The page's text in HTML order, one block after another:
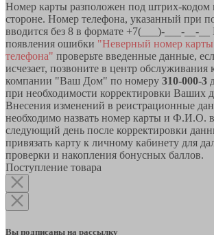
Номер карты разположен под штрих-кодом
стороне. Номер телефона, указанный при
вводится без 8 в формате +7(___)-___-__-__
появления ошибки "Неверный номер
телефона" проверьте введенные данные,
исчезает, позвоните в центр обслуживания
компании "Ваш Дом" по номеру 310-000-3
при необходимости корректировки Ваших
Внесения изменений в реистрационные
необходимо назвать номер карты и Ф.И.О.
следующий день после корректировки
привязать карту к личному кабинету для
проверки и накопления бонусных баллов.
Поступление товара
Вы подписаны на рассылку